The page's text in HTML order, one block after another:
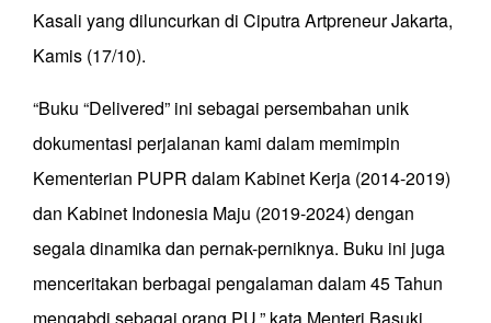
Kasali yang diluncurkan di Ciputra Artpreneur Jakarta,
Kamis (17/10).
“Buku “Delivered” ini sebagai persembahan unik
dokumentasi perjalanan kami dalam memimpin
Kementerian PUPR dalam Kabinet Kerja (2014-2019)
dan Kabinet Indonesia Maju (2019-2024) dengan
segala dinamika dan pernak-perniknya. Buku ini juga
menceritakan berbagai pengalaman dalam 45 Tahun